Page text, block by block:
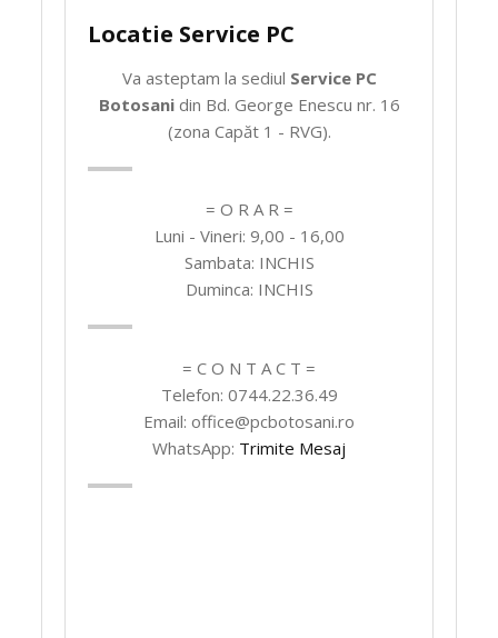
Locatie Service PC
Va asteptam la sediul Service PC
Botosanidin Bd. George Enescu nr. 16
(zona Capăt 1 - RVG).
= O R A R =
Luni - Vineri: 9,00 - 16,00
Sambata: INCHIS
Duminca: INCHIS
= C O N T A C T =
Telefon: 0744.22.36.49
Email: office@pcbotosani.ro
WhatsApp: Trimite Mesaj